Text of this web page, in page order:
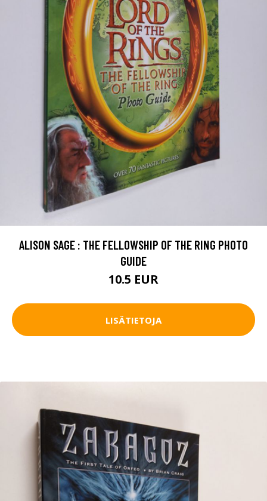
ALISON SAGE : THE FELLOWSHIP OF THE RING PHOTO
GUIDE
10.5 EUR
LISÄTIETOJA